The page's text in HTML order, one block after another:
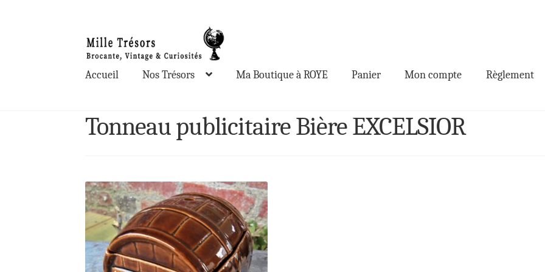
à
la
navigation
au
contenu
Accueil Nos Trésors Ma Boutique à ROYE Panier Mon compte Règlement
Tonneau publicitaire Bière EXCELSIOR